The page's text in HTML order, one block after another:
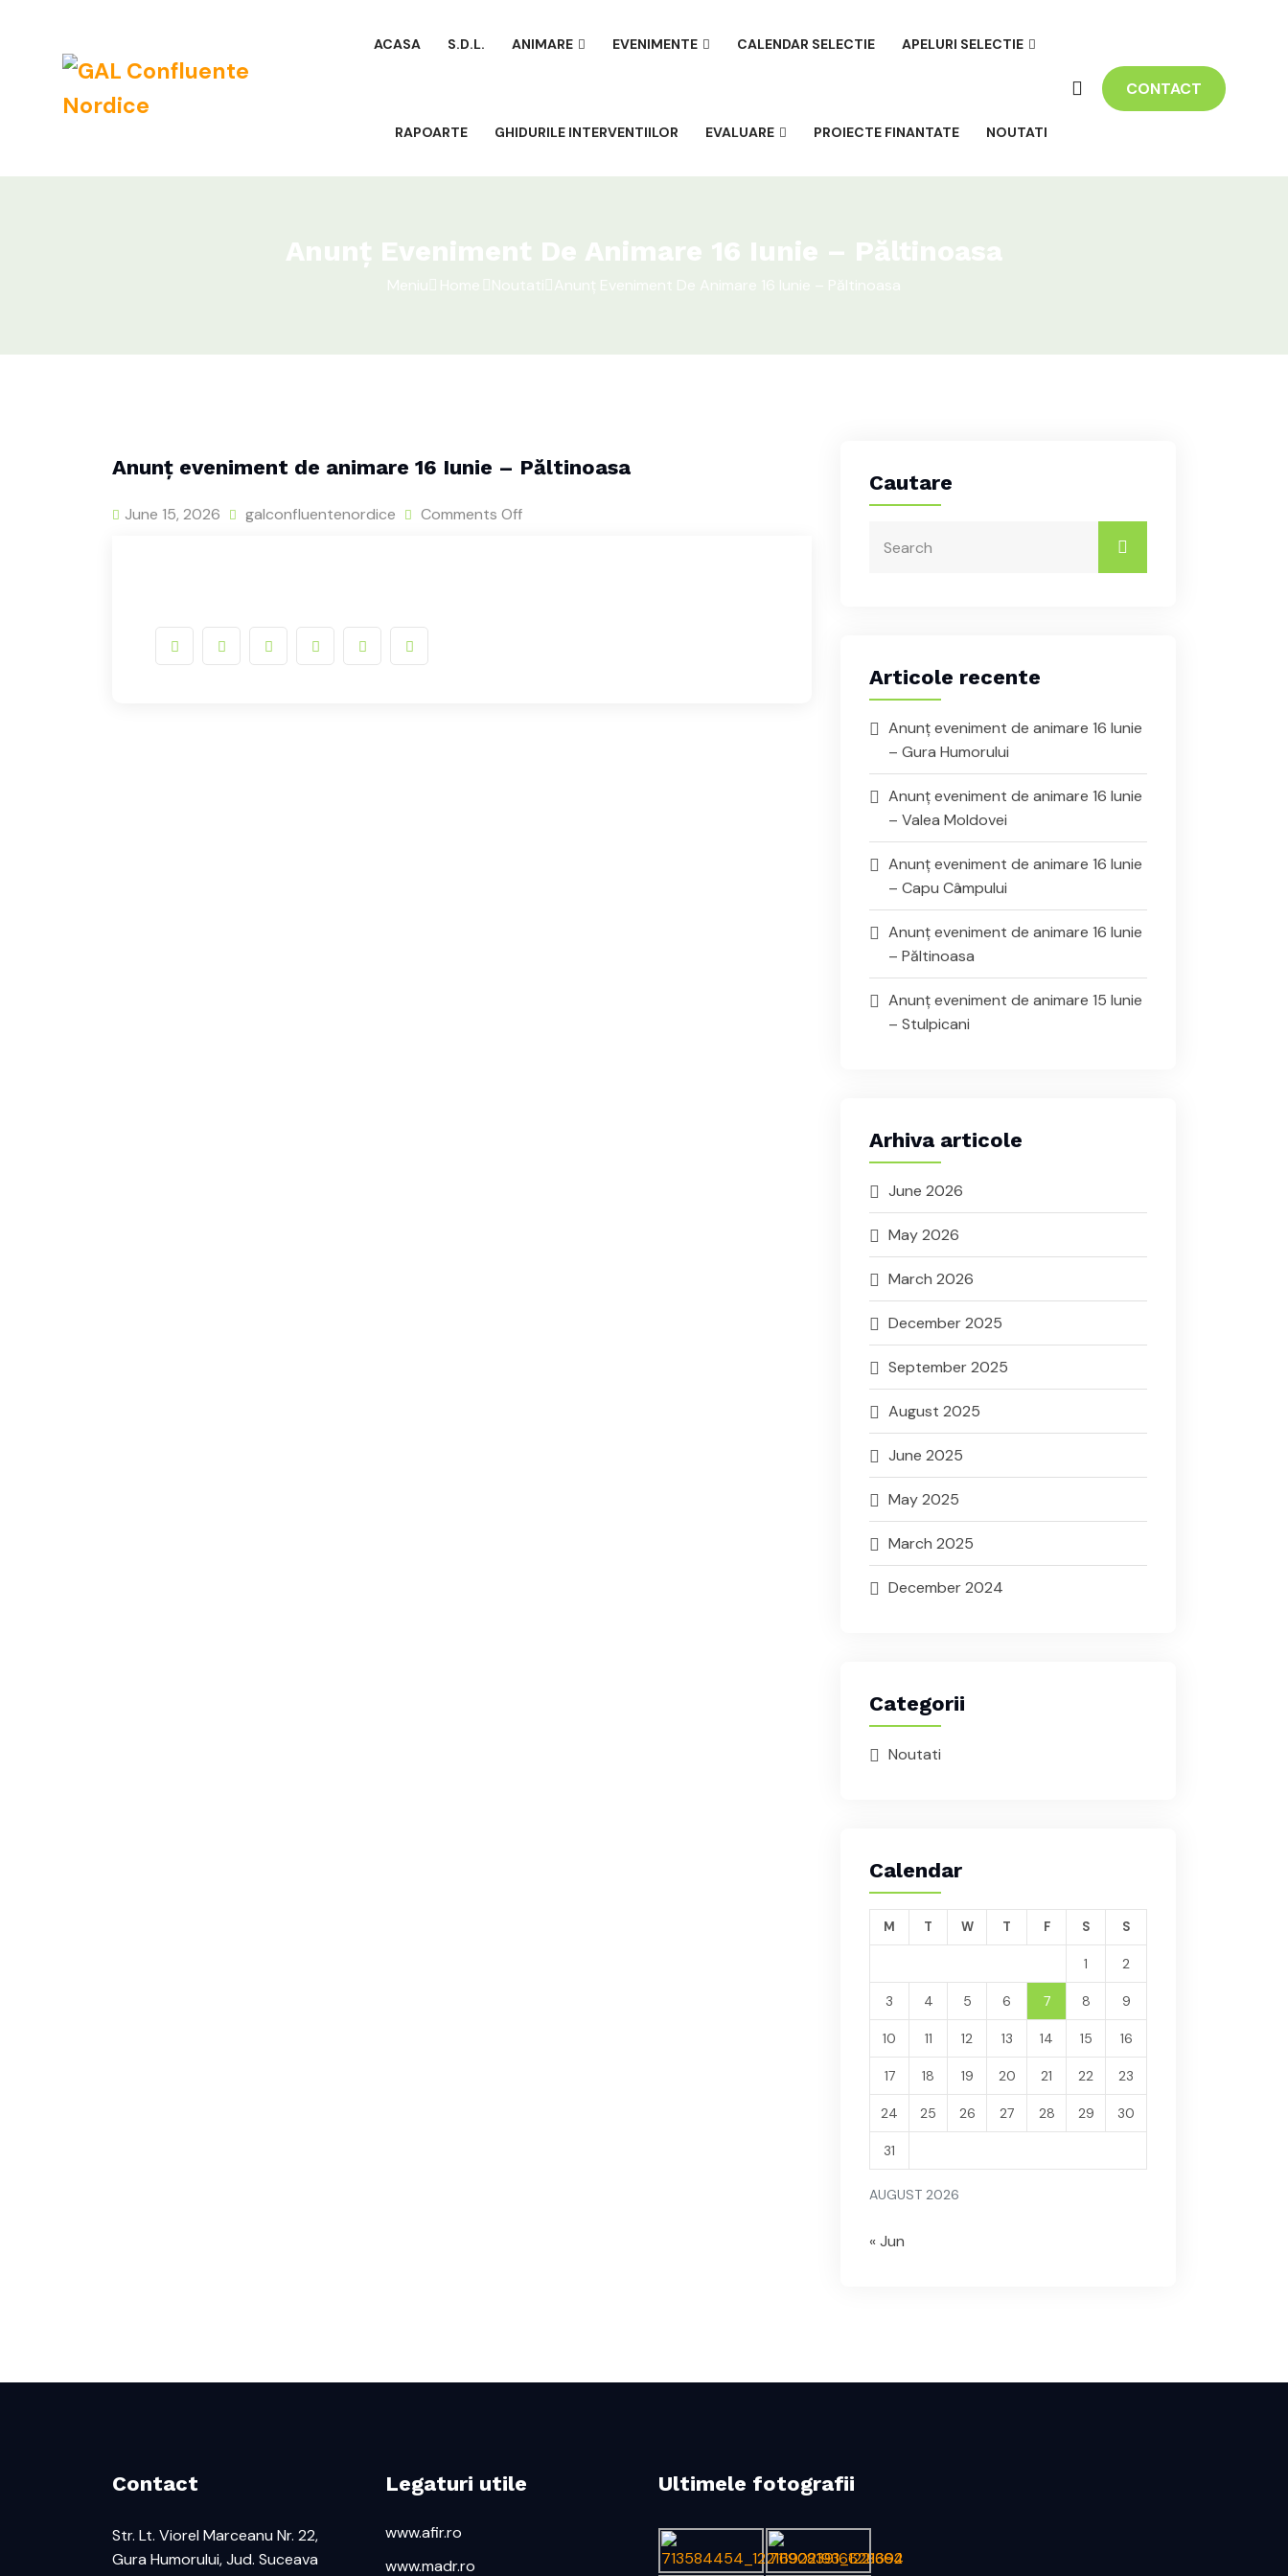
ACASA S.D.L. ANIMARE EVENIMENTE CALENDAR SELECTIE APELURI SELECTIE
RAPOARTE GHIDURILE INTERVENTIILOR EVALUARE PROIECTE FINANTATE NOUTATI
CONTACT
Anunț Eveniment De Animare 16 Iunie – Păltinoasa
Meniu Home Noutati Anunț Eveniment De Animare 16 Iunie – Păltinoasa
Anunț eveniment de animare 16 Iunie – Păltinoasa
June 15, 2026 galconfluentenordice Comments Off
Cautare
Articole recente
Anunț eveniment de animare 16 Iunie
– Gura Humorului
Anunț eveniment de animare 16 Iunie
– Valea Moldovei
Anunț eveniment de animare 16 Iunie
– Capu Câmpului
Anunț eveniment de animare 16 Iunie
– Păltinoasa
Anunț eveniment de animare 15 Iunie
– Stulpicani
Arhiva articole
June 2026
May 2026
March 2026
December 2025
September 2025
August 2025
June 2025
May 2025
March 2025
December 2024
Categorii
Noutati
Calendar
AUGUST 2026
M T W T F S S
1 2
3 4 5 6 7 8 9
10 11 12 13 14 15 16
17 18 19 20 21 22 23
24 25 26 27 28 29 30
31
« Jun
Contact
Str. Lt. Viorel Marceanu Nr. 22,
Gura Humorului, Jud. Suceava
Legaturi utile
www.afir.ro
www.madr.ro
Ultimele fotografii